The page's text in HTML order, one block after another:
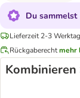
Du
Lieferzeit 2-3
Rückgaberechtmehr
Kombinieren